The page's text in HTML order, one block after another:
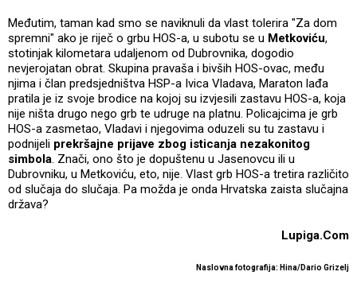
Međutim, taman kad smo se naviknuli da vlast tolerira "Za dom
spremni" ako je riječ o grbu HOS-a, u subotu se u Metkoviću,
stotinjak kilometara udaljenom od Dubrovnika, dogodio
nevjerojatan obrat. Skupina pravaša i bivših HOS-ovac, među
njima i član predsjedništva HSP-a Ivica Vladava, Maraton lađa
pratila je iz svoje brodice na kojoj su izvjesili zastavu HOS-a, koja
nije ništa drugo nego grb te udruge na platnu. Policajcima je grb
HOS-a zasmetao, Vladavi i njegovima oduzeli su tu zastavu i
podnijeli prekršajne prijave zbog isticanja nezakonitog
simbola. Znači, ono što je dopuštenu u Jasenovcu ili u
Dubrovniku, u Metkoviću, eto, nije. Vlast grb HOS-a tretira različito
od slučaja do slučaja. Pa možda je onda Hrvatska zaista slučajna
država?
Lupiga.Com
Naslovna fotografija: Hina/Dario Grizelj